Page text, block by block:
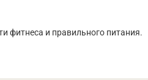
фитнеса и правильного питания.